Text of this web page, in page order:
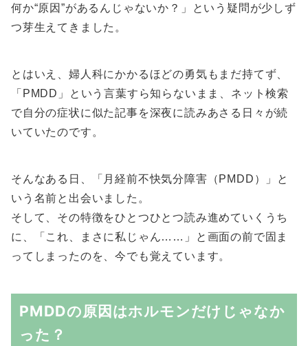
何か“原因”があるんじゃないか？」という疑問が少しず
つ芽生えてきました。
とはいえ、婦人科にかかるほどの勇気もまだ持てず、
「PMDD」という言葉すら知らないまま、ネット検索
で自分の症状に似た記事を深夜に読みあさる日々が続
いていたのです。
そんなある日、「月経前不快気分障害（PMDD）」と
いう名前と出会いました。
そして、その特徴をひとつひとつ読み進めていくうち
に、「これ、まさに私じゃん……」と画面の前で固ま
ってしまったのを、今でも覚えています。
PMDDの原因はホルモンだけじゃなか
った？